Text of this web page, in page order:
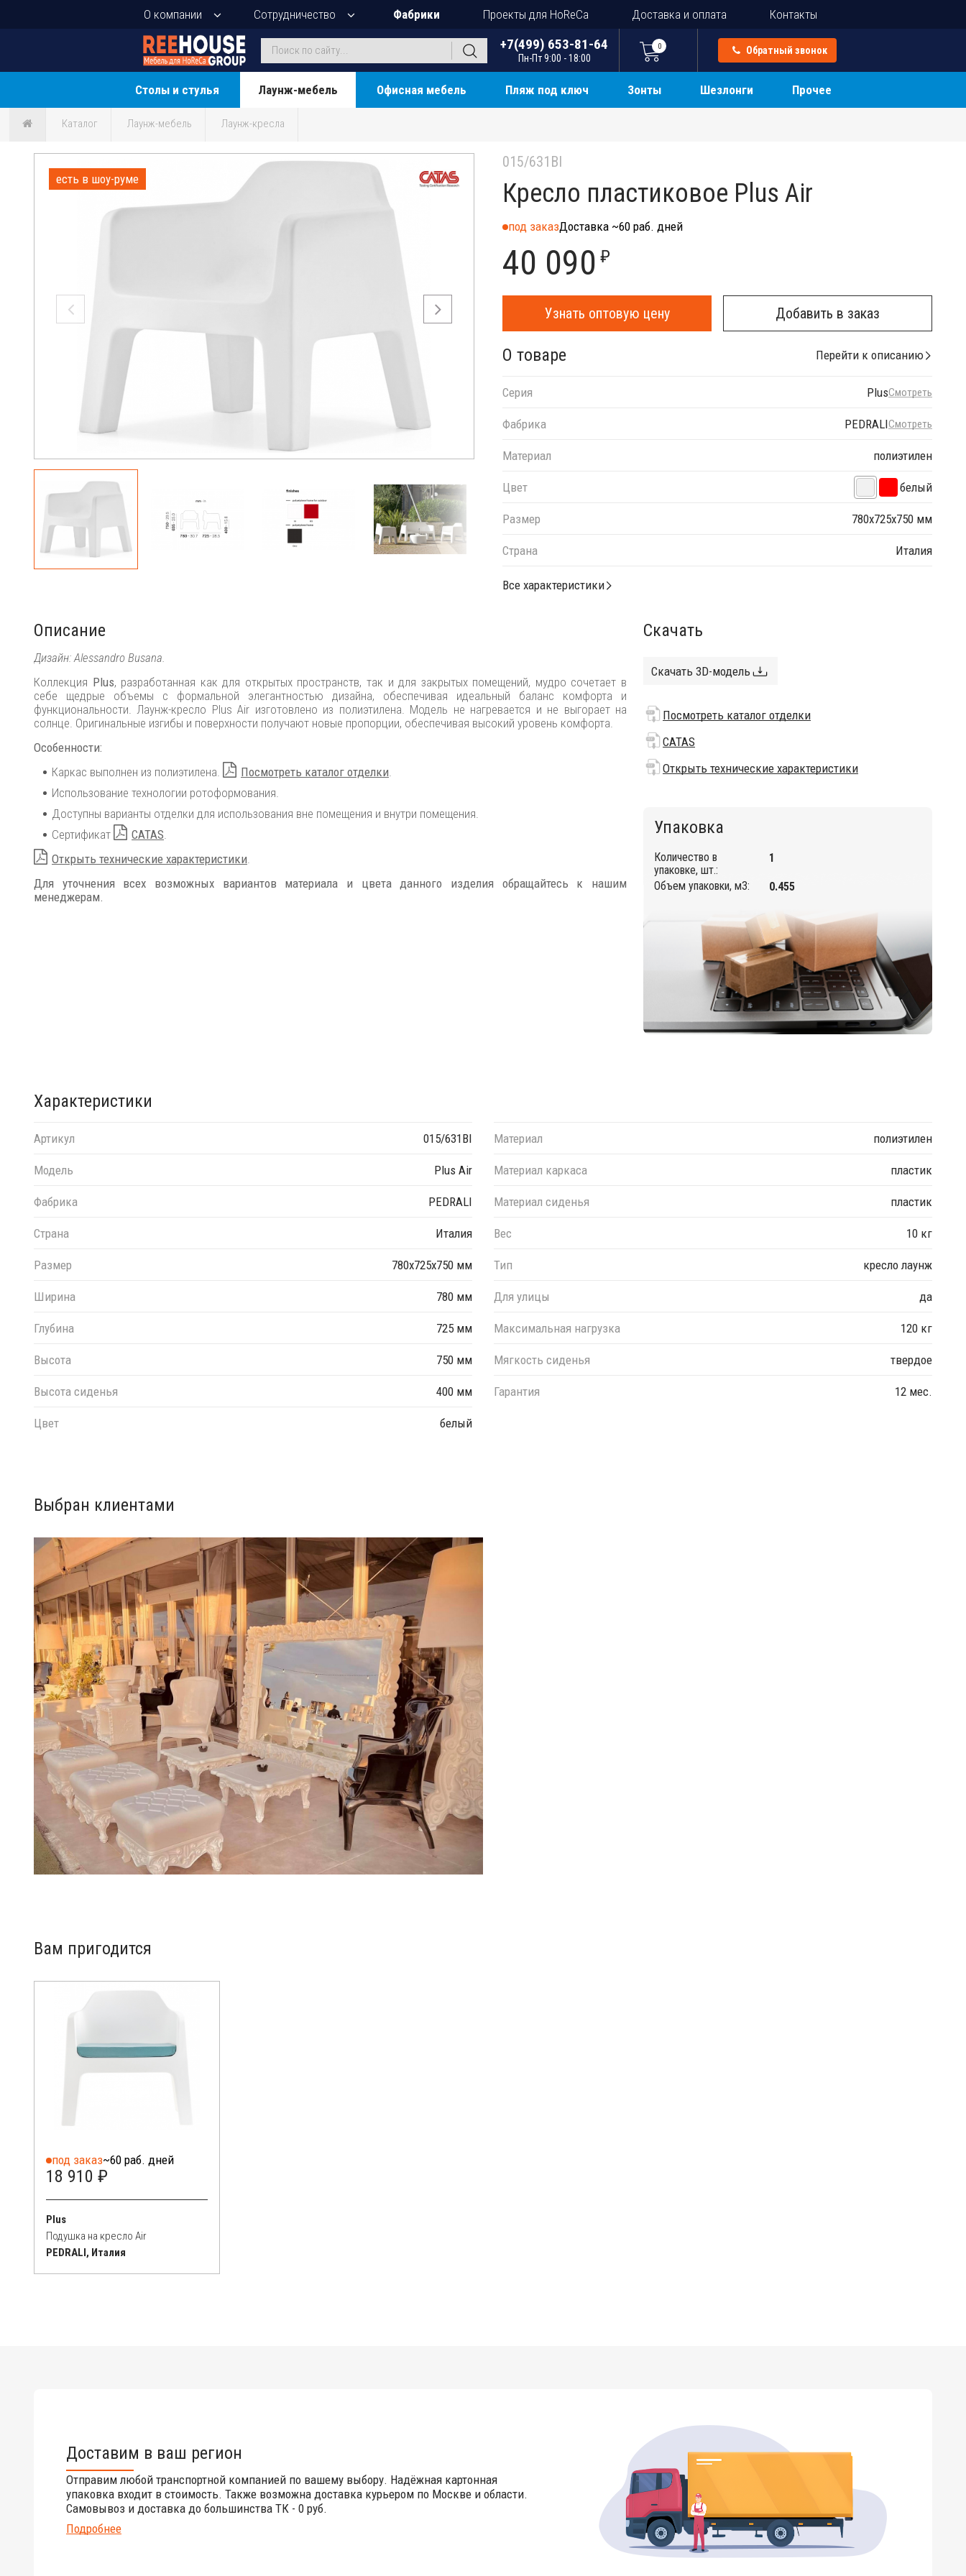
О компании Сотрудничество Фабрики Проекты для HoReCa Доставка и оплата Контакты
+7(499) 653-81-64
Пн-Пт 9:00 - 18:00
0 Обратный звонок
Столы и стулья Лаунж-мебель Офисная мебель Пляж под ключ Зонты Шезлонги Прочее
Каталог Лаунж-мебель Лаунж-кресла
есть в шоу-руме
015/631BI
Кресло пластиковое Plus Air
под заказДоставка ~60 раб. дней
40 090 ₽
Узнать оптовую цену Добавить в заказ
О товаре Перейти к описанию
Серия PlusСмотреть
Фабрика PEDRALIСмотреть
Материал полиэтилен
Цвет белый
Размер 780х725х750 мм
Страна Италия
Все характеристики
Описание
Дизайн: Alessandro Busana.
Коллекция Plus, разработанная как для открытых пространств, так и для закрытых помещений, мудро сочетает в
себе щедрые объемы с формальной элегантностью дизайна, обеспечивая идеальный баланс комфорта и
функциональности. Лаунж-кресло Plus Air изготовлено из полиэтилена. Модель не нагревается и не выгорает на
солнце. Оригинальные изгибы и поверхности получают новые пропорции, обеспечивая высокий уровень комфорта.
Особенности:
Каркас выполнен из полиэтилена.
Посмотреть каталог отделки.
Использование технологии ротоформования.
Доступны варианты отделки для использования вне помещения и внутри помещения.
Сертификат
CATAS.
Открыть технические характеристики.
Для уточнения всех возможных вариантов материала и цвета данного изделия обращайтесь к нашим
менеджерам.
Скачать
Скачать 3D-модель
Посмотреть каталог отделки
CATAS
Открыть технические характеристики
Упаковка
Количество в
упаковке, шт.:
1
Объем упаковки, м3: 0.455
Характеристики
Артикул 015/631BI
Модель Plus Air
Фабрика PEDRALI
Страна Италия
Размер 780х725х750 мм
Ширина 780 мм
Глубина 725 мм
Высота 750 мм
Высота сиденья 400 мм
Цвет белый
Материал полиэтилен
Материал каркаса пластик
Материал сиденья пластик
Вес 10 кг
Тип кресло лаунж
Для улицы да
Максимальная нагрузка 120 кг
Мягкость сиденья твердое
Гарантия 12 мес.
Выбран клиентами
Вам пригодится
под заказ~60 раб. дней
18 910 ₽
Plus
Подушка на кресло Air
PEDRALI, Италия
Доставим в ваш регион
Отправим любой транспортной компанией по вашему выбору. Надёжная картонная
упаковка входит в стоимость. Также возможна доставка курьером по Москве и области.
Самовывоз и доставка до большинства ТК - 0 руб.
Подробнее